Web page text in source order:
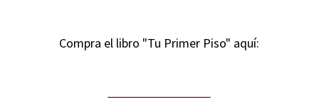
Compra el libro "Tu Primer Piso" aquí: